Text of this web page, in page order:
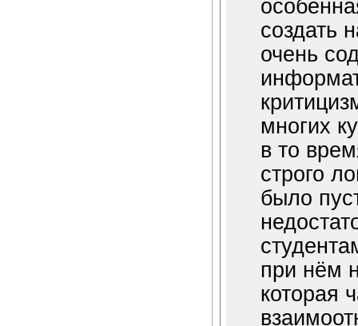
создать
очень
многих
в то
строго
было
при нём
которая